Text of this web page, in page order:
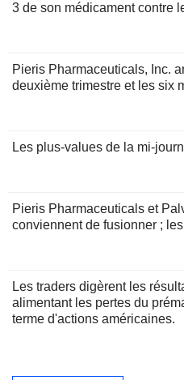
3 de son médicament contre
Pieris Pharmaceuticals, Inc.
deuxième trimestre et les six
Les plus-values de la mi-
Pieris Pharmaceuticals et
conviennent de fusionner ;
Les traders digèrent les
alimentant les pertes du
terme d'actions américaines.